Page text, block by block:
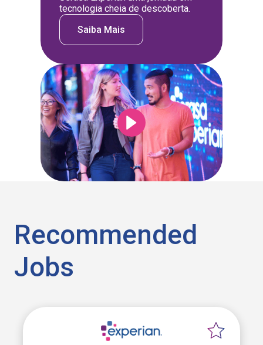
tecnologia cheia de descoberta.
Saiba Mais
Recommended
Jobs